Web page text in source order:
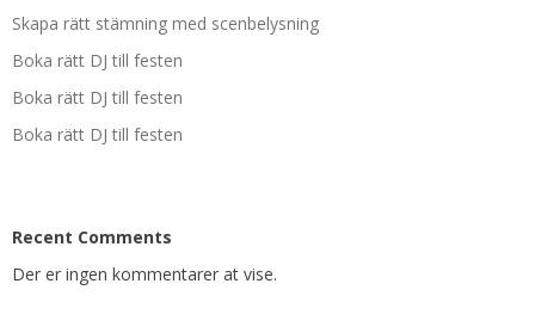
Skapa rätt stämning med scenbelysning
Boka rätt DJ till festen
Boka rätt DJ till festen
Boka rätt DJ till festen
Recent Comments
Der er ingen kommentarer at vise.